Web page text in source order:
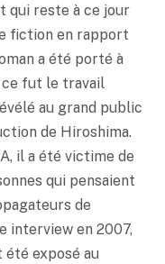
qui reste à ce jour
fiction en rapport
a été porté à
ce fut le travail
au grand public
de Hiroshima.
il a été victime de
qui pensaient
de
interview en 2007,
été exposé au